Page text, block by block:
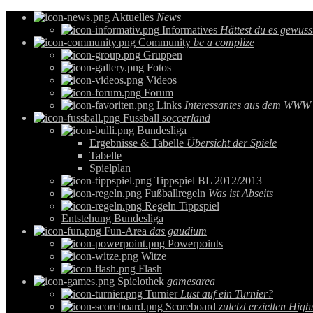
Aktuelles News
Informatives Hättest du es
Community be a complize
Gruppen
Fotos
Videos
Forum
Links Interessantes aus dem WWW
Fussball soccerland
Bundesliga
Ergebnisse & Tabelle Übersicht der Spiele
Tabelle
Spielplan
Tippspiel BL 2012/2013
Fußballregeln Was ist Abseits
Regeln Tippspiel
Entstehung Bundesliga
Fun-Area das gaudium
Powerpoints
Witze
Flash
Spielothek gamesarea
Turnier Lust auf ein Turnier?
Scoreboard zuletzt erzielten